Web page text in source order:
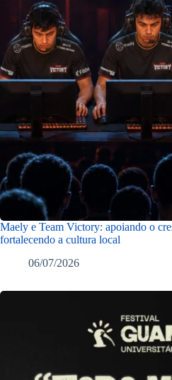
Maely e Team Victory: apoiando o
fortalecendo a cultura local
06/07/2026